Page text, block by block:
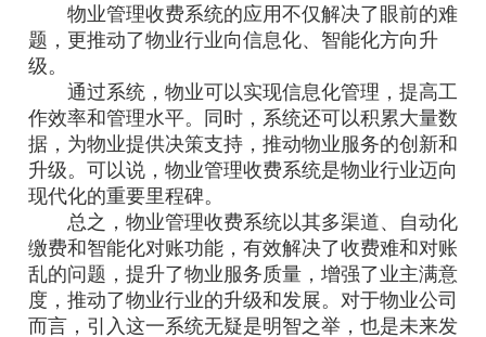
物业管理收费系统的应用不仅解决了眼前的难
题，更推动了物业行业向信息化、智能化方向升
级。
通过系统，物业可以实现信息化管理，提高工
作效率和管理水平。同时，系统还可以积累大量数
据，为物业提供决策支持，推动物业服务的创新和
升级。可以说，物业管理收费系统是物业行业迈向
现代化的重要里程碑。
总之，物业管理收费系统以其多渠道、自动化
缴费和智能化对账功能，有效解决了收费难和对账
乱的问题，提升了物业服务质量，增强了业主满意
度，推动了物业行业的升级和发展。对于物业公司
而言，引入这一系统无疑是明智之举，也是未来发